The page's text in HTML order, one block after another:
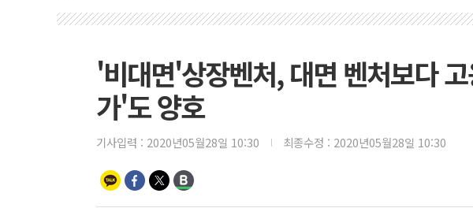
'비대면'상장벤처, 대면 벤처보다
가'도 양호
기사입력 : 2020년05월28일 10:30 최종수정 : 2020년05월28일 10:30